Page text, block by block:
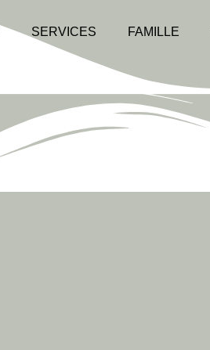
SERVICES FAMILLE